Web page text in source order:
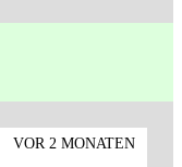
VOR 2 MONATEN